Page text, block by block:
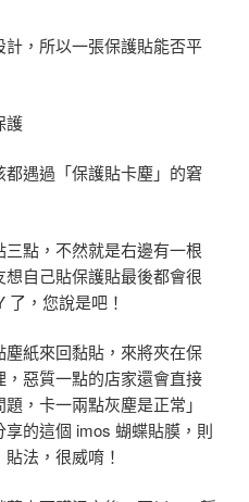
，所以一張保護貼能否平
護
遇過「保護貼卡塵」的窘
點，不然就是右邊有一根
自己貼保護貼最後都會很
，您說是吧！
紙來回黏貼，來將夾在保
惡質一點的店家還會直接
，卡一兩點灰塵是正常」
的這個 imos 蝴蝶貼膜，則
法，很威唷！